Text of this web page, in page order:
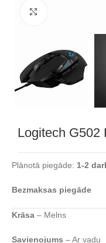
Logitech G502
Plānotā piegāde: 1-2
Bezmaksas piegāde
Krāsa – Melns
Savienojums – Ar vadu